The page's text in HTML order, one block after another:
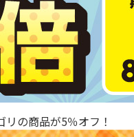
の商品が5％オフ！